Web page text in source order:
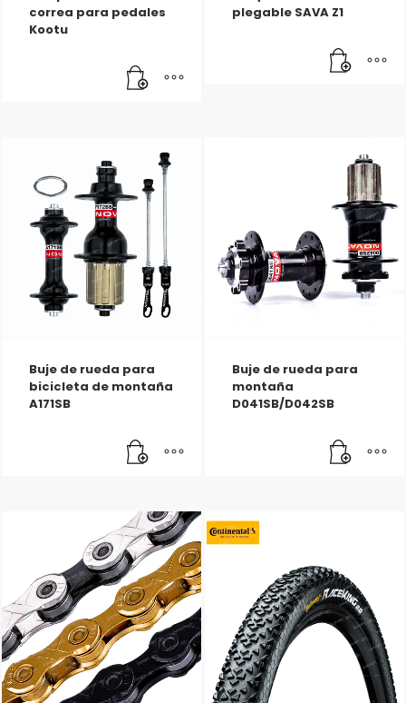
correa para pedales
Kootu
plegable SAVA Z1
Buje de rueda para
bicicleta de montaña
A171SB
Buje de rueda para
montaña
D041SB/D042SB